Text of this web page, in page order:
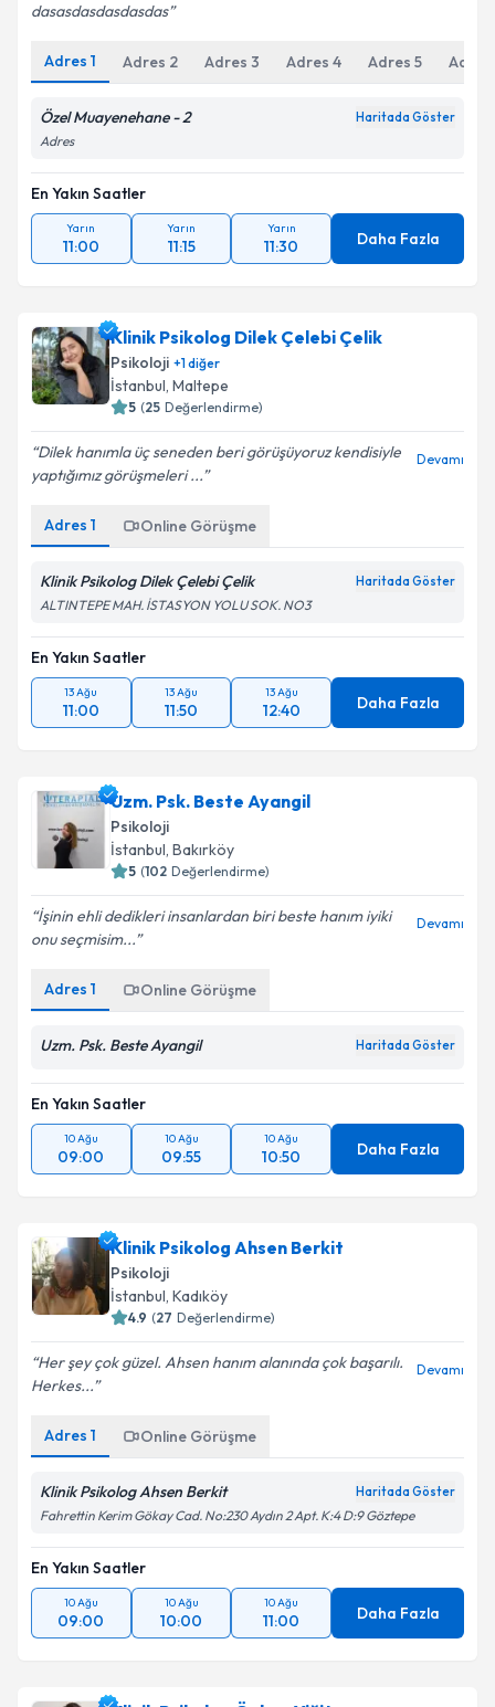
dasasdasdasdasdas
Adres 1 Adres 2 Adres 3 Adres 4 Adres 5 Adres
Özel Muayenehane - 2 Haritada Göster
Adres
En Yakın Saatler
Yarın
11:00
Yarın
11:15
Yarın
11:30 Daha Fazla
Klinik Psikolog Dilek Çelebi Çelik
Psikoloji +1diğer
İstanbul, Maltepe
5 (25 Değerlendirme)
Dilek hanımla üç seneden beri görüşüyoruz kendisiyle
yaptığımız görüşmeleri ...
Devamı
Adres 1 Online Görüşme
Klinik Psikolog Dilek Çelebi Çelik Haritada Göster
ALTINTEPE MAH. İSTASYON YOLU SOK. NO3
En Yakın Saatler
13 Ağu
11:00
13 Ağu
11:50
13 Ağu
12:40 Daha Fazla
Uzm. Psk. Beste Ayangil
Psikoloji
İstanbul, Bakırköy
5 (102 Değerlendirme)
İşinin ehli dedikleri insanlardan biri beste hanım iyiki
onu seçmisim...
Devamı
Adres 1 Online Görüşme
Uzm. Psk. Beste Ayangil Haritada Göster
En Yakın Saatler
10 Ağu
09:00
10 Ağu
09:55
10 Ağu
10:50 Daha Fazla
Klinik Psikolog Ahsen Berkit
Psikoloji
İstanbul, Kadıköy
4.9 (27 Değerlendirme)
Her şey çok güzel. Ahsen hanım alanında çok başarılı.
Herkes...
Devamı
Adres 1 Online Görüşme
Klinik Psikolog Ahsen Berkit Haritada Göster
Fahrettin Kerim Gökay Cad. No:230 Aydın 2 Apt. K:4 D:9 Göztepe
En Yakın Saatler
10 Ağu
09:00
10 Ağu
10:00
10 Ağu
11:00 Daha Fazla